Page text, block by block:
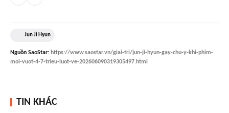
Jun Ji Hyun
Nguồn SaoStar: https://www.saostar.vn/giai-tri/jun-ji-hyun-gay-chu-y-khi-phim-
moi-vuot-4-7-trieu-luot-ve-202606090319305497.html
TIN KHÁC